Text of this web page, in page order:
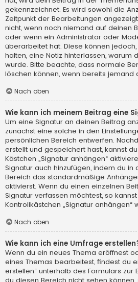
gekennzeichnet. Es wird sowohl die
Zeitpunkt der Bearbeitungen
nicht, wenn noch niemand auf deinen
oder wenn ein Administrator oder
überarbeitet hat. Diese können
halten, eine Notiz hinterlassen, warum
wurde. Bitte beachte, dass normale
löschen können, wenn bereits jemand
Nach oben
Wie kann ich meinem Beitrag eine
Um eine Signatur an deinen Beitrag
zunächst eine solche in den
persönlichen Bereich entwerfen.
erstellt und gespeichert hast, kannst
Kästchen „Signatur anhängen“
Signatur auch hinzufügen, indem du
Bereich das standardmäßige
aktivierst. Wenn du einen einzelnen
Signatur verfassen möchtest, so
Kontrollkästchen „Signatur anhängen“
Nach oben
Wie kann ich eine Umfrage
Wenn du ein neues Thema eröffnest
eines Themas bearbeitest, findest du
erstellen“ unterhalb des Formulars zur